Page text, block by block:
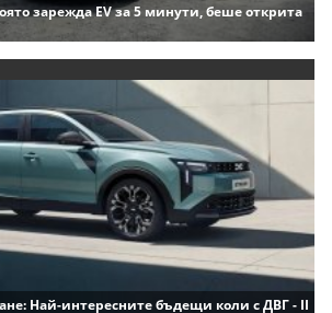
зарежда EV за 5 минути, беше открита
Най-интересните бъдещи коли с ДВГ - II